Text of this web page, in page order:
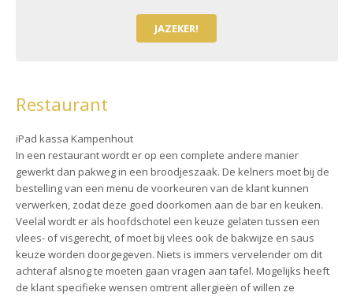
JAZEKER!
Restaurant
iPad kassa Kampenhout
In een restaurant wordt er op een complete andere manier
gewerkt dan pakweg in een broodjeszaak. De kelners moet bij de
bestelling van een menu de voorkeuren van de klant kunnen
verwerken, zodat deze goed doorkomen aan de bar en keuken.
Veelal wordt er als hoofdschotel een keuze gelaten tussen een
vlees- of visgerecht, of moet bij vlees ook de bakwijze en saus
keuze worden doorgegeven. Niets is immers vervelender om dit
achteraf alsnog te moeten gaan vragen aan tafel. Mogelijks heeft
de klant specifieke wensen omtrent allergieën of willen ze